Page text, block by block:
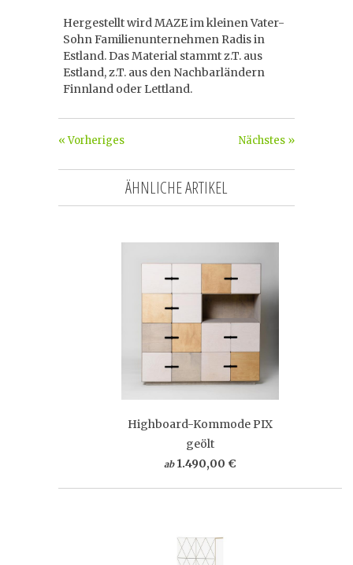
Hergestellt wird MAZE im kleinen Vater-
Sohn Familienunternehmen Radis in
Estland. Das Material stammt z.T. aus
Estland, z.T. aus den Nachbarländern
Finnland oder Lettland.
Nächstes »
« Vorheriges
ÄHNLICHE ARTIKEL
Highboard-Kommode PIX
geölt
ab 1.490,00 €